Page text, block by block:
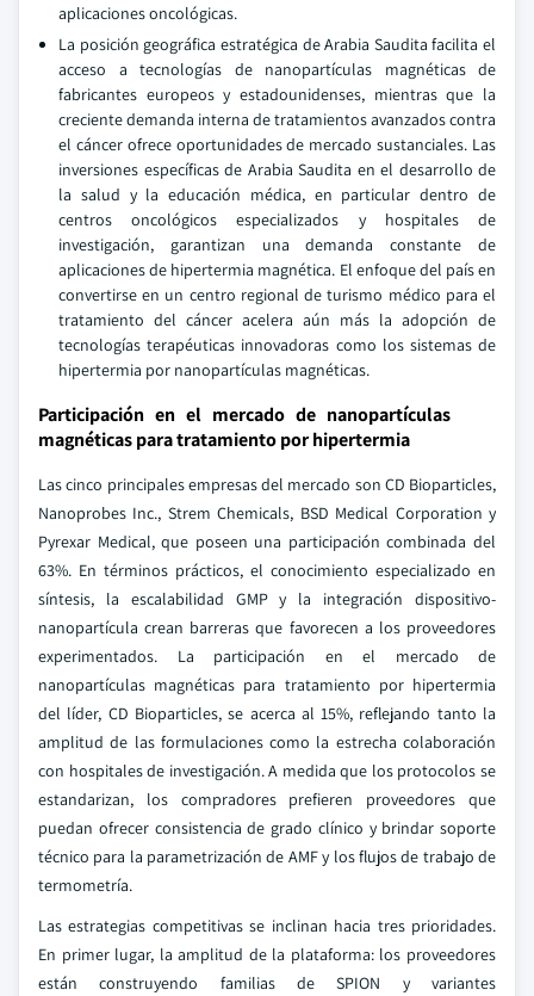
aplicaciones oncológicas.
La posición geográfica estratégica de Arabia Saudita facilita el
acceso a tecnologías de nanopartículas magnéticas de
fabricantes europeos y estadounidenses, mientras que la
creciente demanda interna de tratamientos avanzados contra
el cáncer ofrece oportunidades de mercado sustanciales. Las
inversiones específicas de Arabia Saudita en el desarrollo de
la salud y la educación médica, en particular dentro de
centros oncológicos especializados y hospitales de
investigación, garantizan una demanda constante de
aplicaciones de hipertermia magnética. El enfoque del país en
convertirse en un centro regional de turismo médico para el
tratamiento del cáncer acelera aún más la adopción de
tecnologías terapéuticas innovadoras como los sistemas de
hipertermia por nanopartículas magnéticas.
Participación en el mercado de nanopartículas
magnéticas para tratamiento por hipertermia
Las cinco principales empresas del mercado son CD Bioparticles,
Nanoprobes Inc., Strem Chemicals, BSD Medical Corporation y
Pyrexar Medical, que poseen una participación combinada del
63%. En términos prácticos, el conocimiento especializado en
síntesis, la escalabilidad GMP y la integración dispositivo-
nanopartícula crean barreras que favorecen a los proveedores
experimentados. La participación en el mercado de
nanopartículas magnéticas para tratamiento por hipertermia
del líder, CD Bioparticles, se acerca al 15%, reflejando tanto la
amplitud de las formulaciones como la estrecha colaboración
con hospitales de investigación. A medida que los protocolos se
estandarizan, los compradores prefieren proveedores que
puedan ofrecer consistencia de grado clínico y brindar soporte
técnico para la parametrización de AMF y los flujos de trabajo de
termometría.
Las estrategias competitivas se inclinan hacia tres prioridades.
En primer lugar, la amplitud de la plataforma: los proveedores
están construyendo familias de SPION y variantes